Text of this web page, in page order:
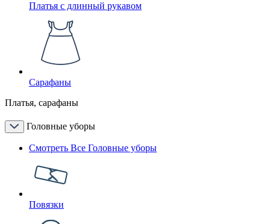
Платья с длинный рукавом
Сарафаны
Платья, сарафаны
Головные уборы
Смотреть Все Головные уборы
Повязки